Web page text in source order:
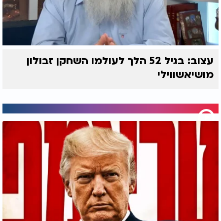
עצוב: בגיל 52 הלך לעולמו השחקן זבולון
מושיאשווילי